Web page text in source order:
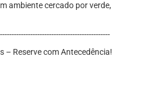
ambiente cercado por verde,
– Reserve com Antecedência!